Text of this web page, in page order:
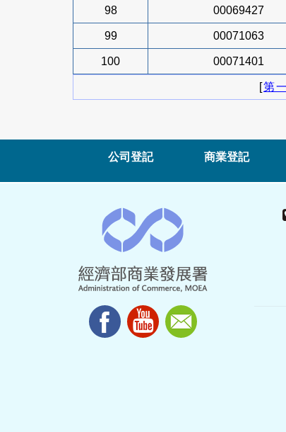
98 00069427
99 00071063
100 00071401
[第
公司登記 商業登記